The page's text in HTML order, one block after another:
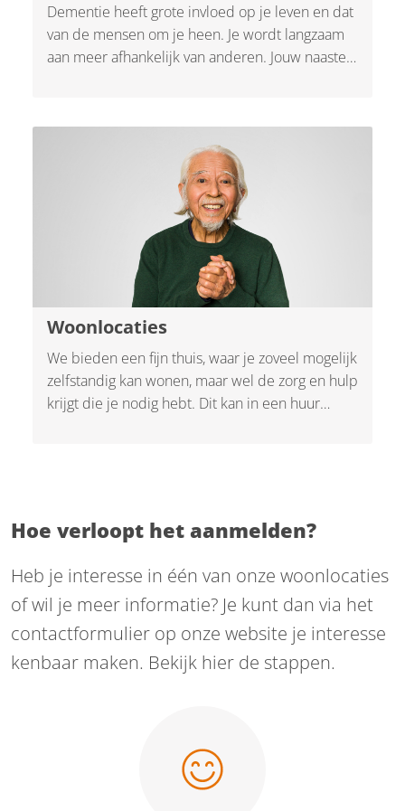
Dementie heeft grote invloed op je leven en dat
van de mensen om je heen. Je wordt langzaam
aan meer afhankelijk van anderen. Jouw naasten
eerste niet pluis gevoel tot zwaardere zorg in
een later stadium van dementie.
Woonlocaties
We bieden een fijn thuis, waar je zoveel mogelijk
zelfstandig kan wonen, maar wel de zorg en hulp
krijgt die je nodig hebt. Dit kan in een huur
kwaliteitsplan '24.
Hoe verloopt het aanmelden?
Heb je interesse in één van onze woonlocaties
of wil je meer informatie? Je kunt dan via het
contactformulier op onze website je interesse
kenbaar maken. Bekijk hier de stappen.